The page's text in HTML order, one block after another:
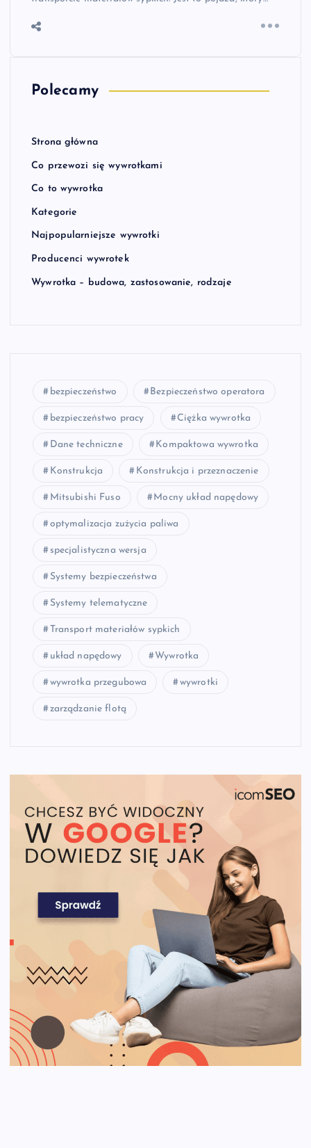
Polecamy
Strona główna
Co przewozi się wywrotkami
Co to wywrotka
Kategorie
Najpopularniejsze wywrotki
Producenci wywrotek
Wywrotka – budowa, zastosowanie, rodzaje
bezpieczeństwo Bezpieczeństwo operatora
bezpieczeństwo pracy Ciężka wywrotka
Dane techniczne Kompaktowa wywrotka
Konstrukcja Konstrukcja i przeznaczenie
Mitsubishi Fuso Mocny układ napędowy
optymalizacja zużycia paliwa
specjalistyczna wersja
Systemy bezpieczeństwa
Systemy telematyczne
Transport materiałów sypkich
układ napędowy Wywrotka
wywrotka przegubowa wywrotki
zarządzanie flotą